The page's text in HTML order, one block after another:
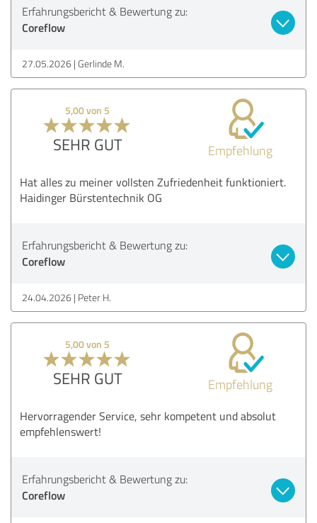
Erfahrungsbericht & Bewertung zu:
Coreflow
27.05.2026 Gerlinde M.
5,00 von 5
SEHR GUT Empfehlung
Hat alles zu meiner vollsten Zufriedenheit funktioniert.
Haidinger Bürstentechnik OG
Erfahrungsbericht & Bewertung zu:
Coreflow
24.04.2026 Peter H.
5,00 von 5
SEHR GUT Empfehlung
Hervorragender Service, sehr kompetent und absolut
empfehlenswert!
Erfahrungsbericht & Bewertung zu:
Coreflow